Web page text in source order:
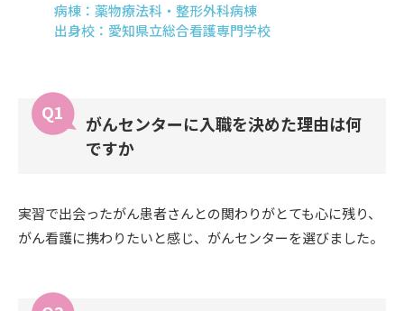
病棟：薬物療法科・整形外科病棟
出身校：愛知県立総合看護専門学校
がんセンターに入職を決めた理由は何
ですか
実習で出会ったがん患者さんとの関わりがとても心に残り、
がん看護に携わりたいと感じ、がんセンターを選びました。